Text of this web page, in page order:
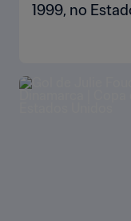
1999, no